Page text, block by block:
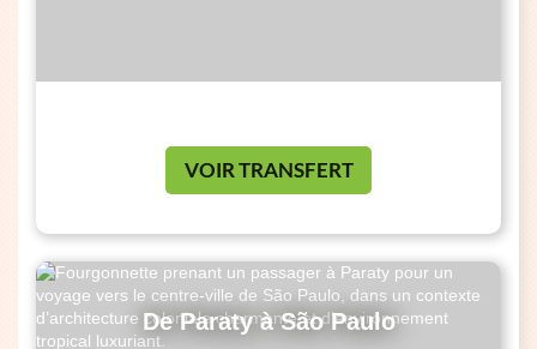
VOIR TRANSFERT
De Paraty à São Paulo